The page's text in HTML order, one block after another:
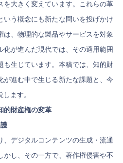
を大きく変えています。これらの革
いう概念にも新たな問いを投げかけ
は、物理的な製品やサービスを対象
化が進んだ現代では、その適用範囲
も生じています。本稿では、知的財
が進む中で生じる新たな課題と、今
ます。
的財産権の変革
、デジタルコンテンツの生成・流通
かし、その一方で、著作権侵害や不